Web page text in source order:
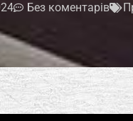
Без коментарів